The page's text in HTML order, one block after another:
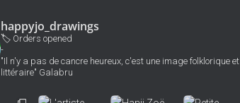
happyjo_drawings
🏷 Orders opened
-
"Il n'y a pas de cancre heureux, c'est une image folklorique et
littéraire" Galabru